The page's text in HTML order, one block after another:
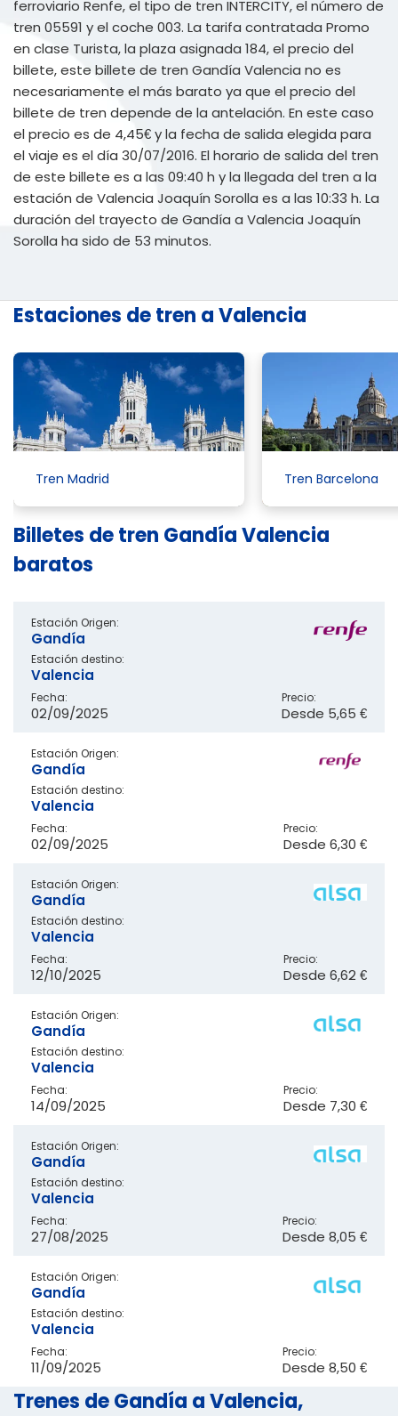
ferroviario Renfe, el tipo de tren INTERCITY, el número de
tren 05591 y el coche 003. La tarifa contratada Promo
en clase Turista, la plaza asignada 184, el precio del
billete, este billete de tren Gandía Valencia no es
necesariamente el más barato ya que el precio del
billete de tren depende de la antelación. En este caso
el precio es de 4,45€ y la fecha de salida elegida para
el viaje es el día 30/07/2016. El horario de salida del tren
de este billete es a las 09:40 h y la llegada del tren a la
estación de Valencia Joaquín Sorolla es a las 10:33 h. La
duración del trayecto de Gandía a Valencia Joaquín
Sorolla ha sido de 53 minutos.
Estaciones de tren a Valencia
Tren Madrid Tren Barcelona
Billetes de tren Gandía Valencia
baratos
Estación Origen:
Gandía
Estación destino:
Valencia
Fecha:
02/09/2025
Precio:
Desde 5,65 €
Estación Origen:
Gandía
Estación destino:
Valencia
Fecha:
02/09/2025
Precio:
Desde 6,30 €
Estación Origen:
Gandía
Estación destino:
Valencia
Fecha:
12/10/2025
Precio:
Desde 6,62 €
Estación Origen:
Gandía
Estación destino:
Valencia
Fecha:
14/09/2025
Precio:
Desde 7,30 €
Estación Origen:
Gandía
Estación destino:
Valencia
Fecha:
27/08/2025
Precio:
Desde 8,05 €
Estación Origen:
Gandía
Estación destino:
Valencia
Fecha:
11/09/2025
Precio:
Desde 8,50 €
Trenes de Gandía a Valencia,